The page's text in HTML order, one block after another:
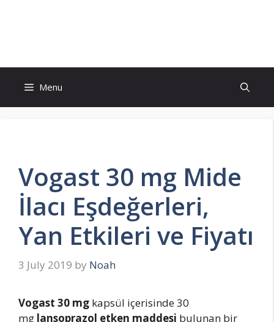
Menu
Vogast 30 mg Mide
İlacı Eşdeğerleri,
Yan Etkileri ve Fiyatı
3 July 2019 by Noah
Vogast 30 mg kapsül içerisinde 30
mg lansoprazol etken maddesi bulunan bir